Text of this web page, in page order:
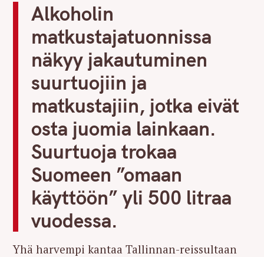
Alkoholin
matkustajatuonnissa
näkyy jakautuminen
suurtuojiin ja
matkustajiin, jotka eivät
osta juomia lainkaan.
Suurtuoja trokaa
Suomeen ”omaan
käyttöön” yli 500 litraa
vuodessa.
Yhä harvempi kantaa Tallinnan-reissultaan